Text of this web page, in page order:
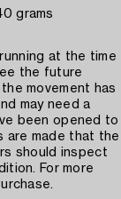
grams
at the time
the future
movement has
may need a
been opened to
are made that the
should inspect
For more